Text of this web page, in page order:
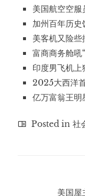
美国航空空
加州百年历
美客机又险
富商商务舱吼
印度男飞机上
2025大西洋
亿万富翁王
Posted in 社
美国屋